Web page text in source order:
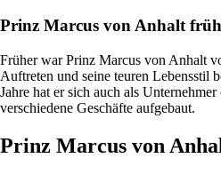
Prinz Marcus von Anhalt
Früher war Prinz Marcus von Anhalt
Auftreten und seine teuren Lebensstil
Jahre hat er sich auch als
verschiedene Geschäfte aufgebaut.
Prinz Marcus von